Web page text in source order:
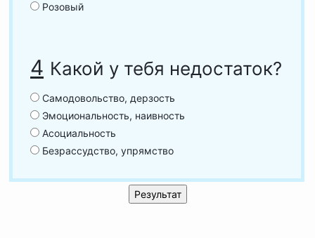
Розовый
4 Какой у тебя недостаток?
Самодовольство, дерзость
Эмоциональность, наивность
Асоциальность
Безрассудство, упрямство